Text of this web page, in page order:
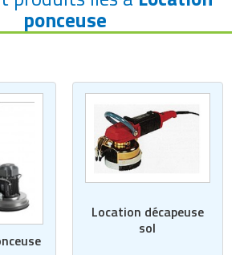
ponceuse
Location décapeuse
sol